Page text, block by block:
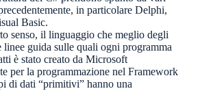
in particolare Delphi,
Basic.
senso, il linguaggio che meglio degli
linee guida sulle quali ogni programma
è stato creato da Microsoft
per la programmazione nel Framework
di dati “primitivi” hanno una